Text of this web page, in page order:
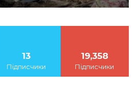
13
Підписчики
19,358
Підписчики